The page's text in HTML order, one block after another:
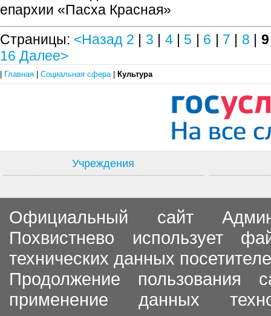
епархии «Пасха Красная»
Страницы: <Назад 2 | 3 | 4| 5 | 6 | 7 | 8 | 9
16 Далее>
| Главная | Социальная сфера | Культура
Учреждения
Официальный сайт
Похвистнево использует
технических данных
Продолжение пользования
применение данных